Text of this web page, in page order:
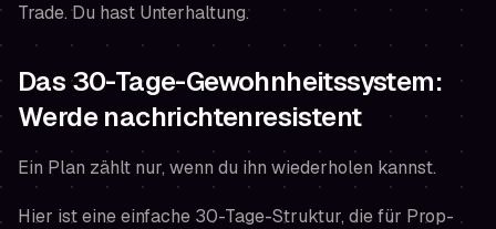
Trade. Du hast Unterhaltung.
Das 30-Tage-Gewohnheitssystem:
Werde nachrichtenresistent
Ein Plan zählt nur, wenn du ihn wiederholen kannst.
Hier ist eine einfache 30-Tage-Struktur, die für Prop-